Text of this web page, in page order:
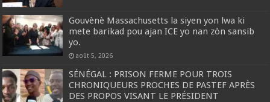
Gouvènè Massachusetts la siyen yon lwa ki
mete barikad pou ajan ICE yo nan zòn sansib
yo.
août 5, 2026
SÉNÉGAL : PRISON FERME POUR TROIS
CHRONIQUEURS PROCHES DE PASTEF APRÈS
DES PROPOS VISANT LE PRÉSIDENT